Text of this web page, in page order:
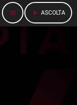
menu play_arrow ASCOLTA